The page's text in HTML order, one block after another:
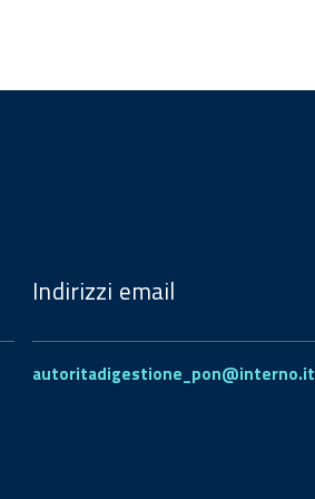
Indirizzi email
autoritadigestione_pon@interno.it